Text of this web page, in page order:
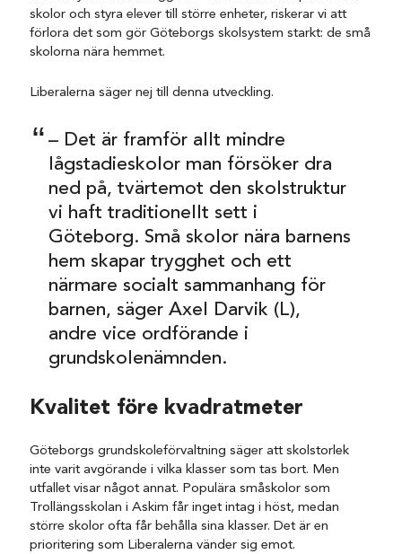
skolor och styra elever till större enheter, riskerar vi att
förlora det som gör Göteborgs skolsystem starkt: de små
skolorna nära hemmet.
Liberalerna säger nej till denna utveckling.
– Det är framför allt mindre
lågstadieskolor man försöker dra
ned på, tvärtemot den skolstruktur
vi haft traditionellt sett i
Göteborg. Små skolor nära barnens
hem skapar trygghet och ett
närmare socialt sammanhang för
barnen, säger Axel Darvik (L),
andre vice ordförande i
grundskolenämnden.
Kvalitet före kvadratmeter
Göteborgs grundskoleförvaltning säger att skolstorlek
inte varit avgörande i vilka klasser som tas bort. Men
utfallet visar något annat. Populära småskolor som
Trollängsskolan i Askim får inget intag i höst, medan
större skolor ofta får behålla sina klasser. Det är en
prioritering som Liberalerna vänder sig emot.